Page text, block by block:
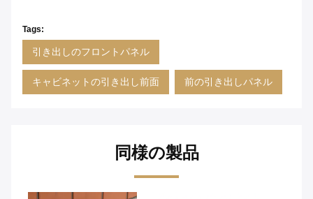
Tags:
引き出しのフロントパネル
キャビネットの引き出し前面 前の引き出しパネル
同様の製品